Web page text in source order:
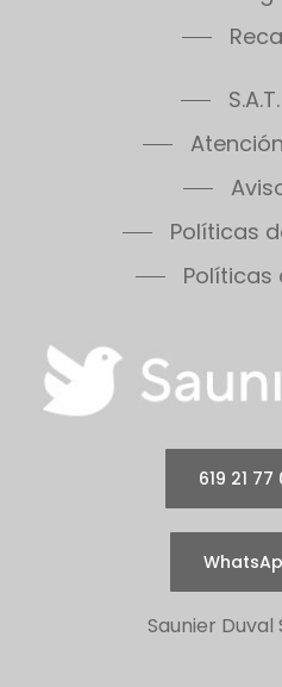
Políticas
Políticas
619 21 77
Saunier